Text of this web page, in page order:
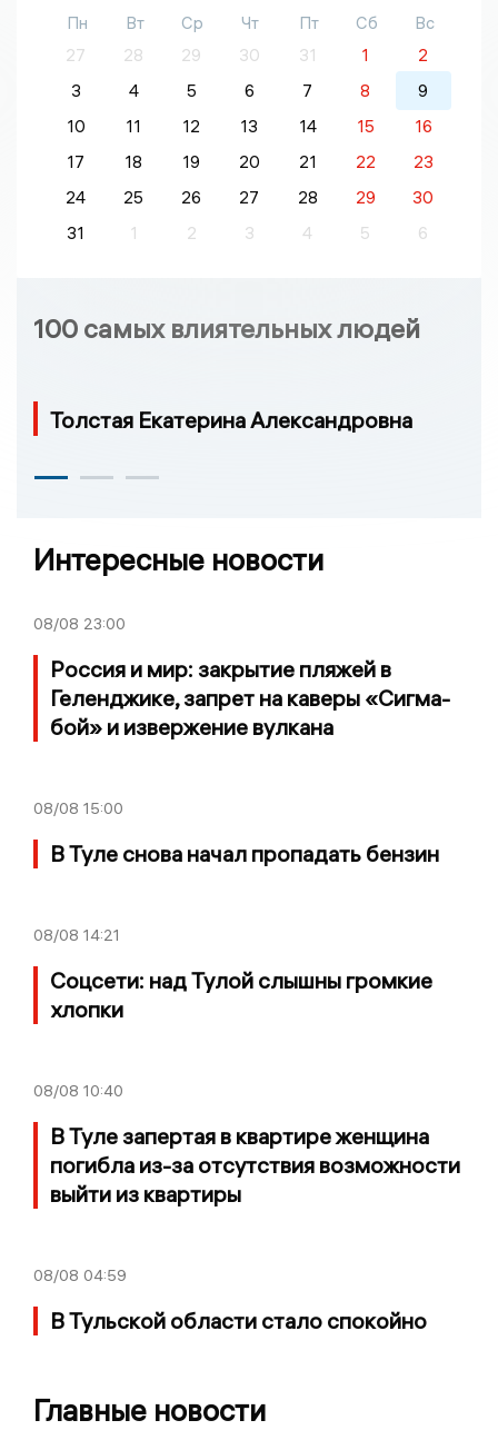
Пн Вт Ср Чт Пт Сб
Вс
27
28 29 30 31 1
2
3
4 5 6 7 8
9
10
11 12 13 14 15
16
17
18 19 20 21 22
23
24
25 26 27 28 29
30
31
1 2 3 4 5 6
100 самых влиятельных людей
Толстая Екатерина Александровна
Интересные новости
08/08 23:00
Россия и мир: закрытие пляжей в
Геленджике, запрет на каверы «Сигма-
бой» и извержение вулкана
08/08 15:00
В Туле снова начал пропадать бензин
08/08 14:21
Соцсети: над Тулой слышны громкие
хлопки
08/08 10:40
В Туле запертая в квартире женщина
погибла из-за отсутствия возможности
выйти из квартиры
08/08 04:59
В Тульской области стало спокойно
Главные новости